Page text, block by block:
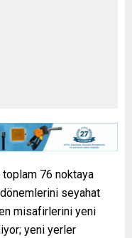
toplam 76 noktaya
seyahat
misafirlerini yeni
yeni yerler